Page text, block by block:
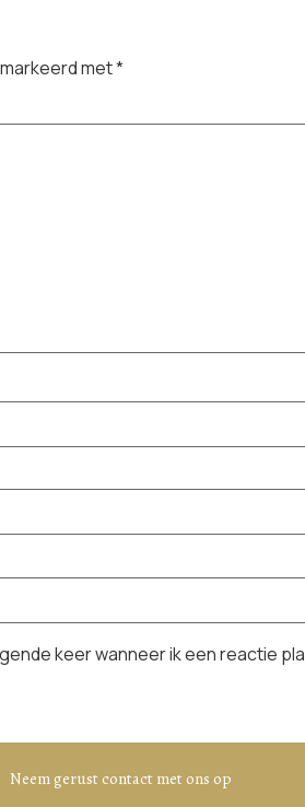
met*
keer wanneer ik een reactie
Neem gerust contact met ons op